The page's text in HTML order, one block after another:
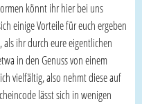
könnt ihr hier bei uns
einige Vorteile für euch ergeben
ihr durch eure eigentlichen
in den Genuss von einem
vielfältig, also nehmt diese auf
lässt sich in wenigen